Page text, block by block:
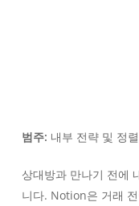
범주: 내부 전략 및 정렬
상대방과 만나기 전에
니다. Notion은 거래